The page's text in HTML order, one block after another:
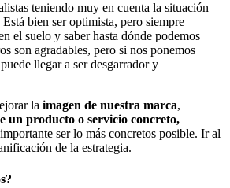
teniendo muy en cuenta la situación
bien ser optimista, pero siempre
el suelo y saber hasta dónde podemos
son agradables, pero si nos ponemos
llegar a ser desgarrador y
la imagen de nuestra marca,
un producto o servicio concreto,
ser lo más concretos posible. Ir al
de la estrategia.